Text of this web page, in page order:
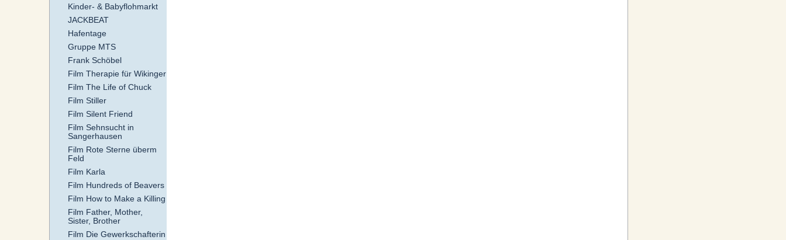
Kinder- & Babyflohmarkt
JACKBEAT
Hafentage
Gruppe MTS
Frank Schöbel
Film Therapie für Wikinger
Film The Life of Chuck
Film Stiller
Film Silent Friend
Film Sehnsucht in
Sangerhausen
Film Rote Sterne überm
Feld
Film Karla
Film Hundreds of Beavers
Film How to Make a Killing
Film Father, Mother,
Sister, Brother
Film Die Gewerkschafterin